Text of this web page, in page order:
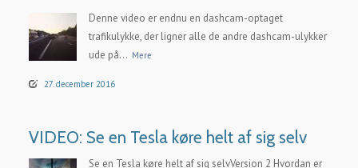
Denne video er endnu en dashcam-optaget
trafikulykke, der ligner alle de andre dashcam-ulykker
ude på... Mere
27. december 2016
VIDEO: Se en Tesla køre helt af sig selv
Se en Tesla køre helt af sig selvVersion 2 Hvordan er